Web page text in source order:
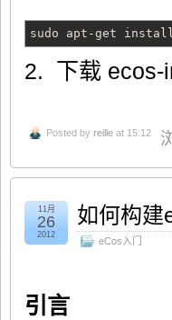
sudo apt-get
2. 下载 ecos-
Posted by reille at 15:12
如何构建
eCos入门
11月
26
2012
引言